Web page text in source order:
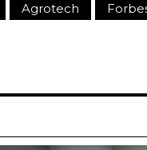
Agrotech